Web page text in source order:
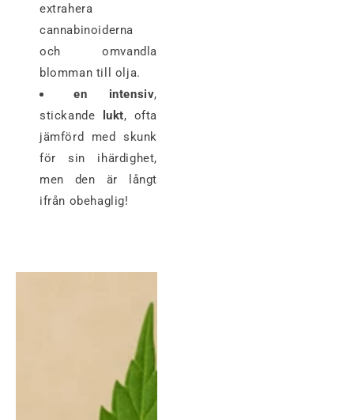
extrahera
cannabinoiderna
och omvandla
blomman till olja.
en intensiv,
stickande
lukt, ofta
jämförd med skunk
för sin ihärdighet,
men den är långt
ifrån obehaglig!